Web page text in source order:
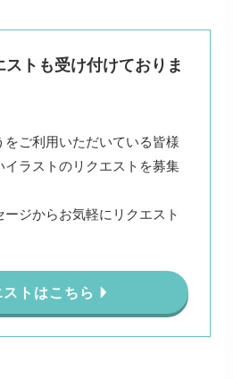
トも受け付けておりま
をご利用いただいている皆様
イラストのリクエストを募集
ジからお気軽にリクエスト
ストはこちら